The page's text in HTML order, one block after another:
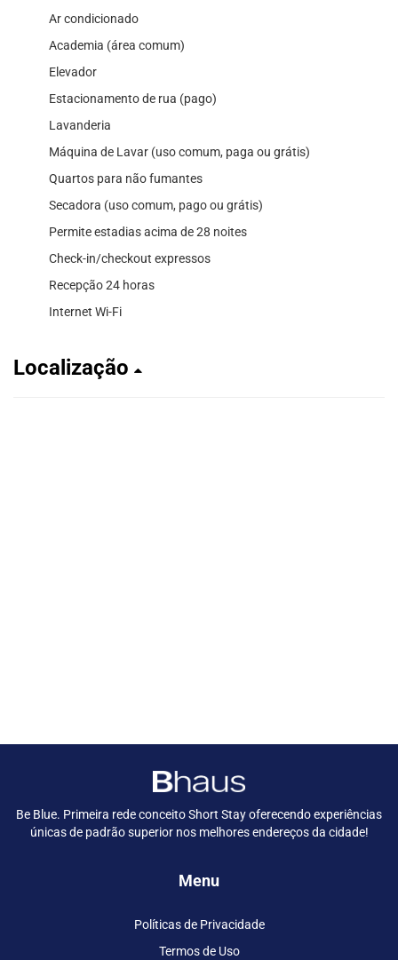
Ar condicionado
Academia (área comum)
Elevador
Estacionamento de rua (pago)
Lavanderia
Máquina de Lavar (uso comum, paga ou grátis)
Quartos para não fumantes
Secadora (uso comum, pago ou grátis)
Permite estadias acima de 28 noites
Check-in/checkout expressos
Recepção 24 horas
Internet Wi-Fi
Localização
Be Blue. Primeira rede conceito Short Stay oferecendo experiências
únicas de padrão superior nos melhores endereços da cidade!
Menu
Políticas de Privacidade
Termos de Uso